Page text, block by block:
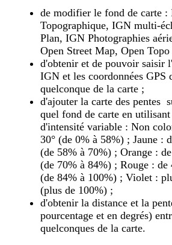
de modifier le fond de carte :
Topographique, IGN multi-
Plan, IGN Photographies
Open Street Map, Open
d'obtenir et de pouvoir saisir
IGN et les coordonnées GPS
quelconque de la carte ;
d'ajouter la carte des pentes
quel fond de carte en
d'intensité variable : Non
30° (de 0% à 58%) ; Jaune :
(de 58% à 70%) ; Orange :
(de 70% à 84%) ; Rouge : de
(de 84% à 100%) ; Violet :
(plus de 100%) ;
d'obtenir la distance et la
pourcentage et en degrés)
quelconques de la carte.